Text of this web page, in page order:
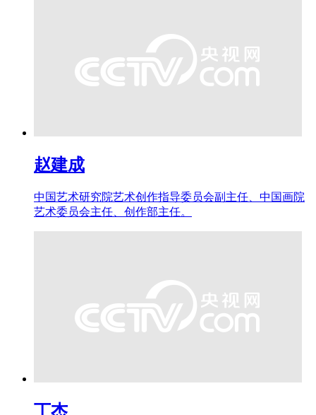
赵建成
中国艺术研究院艺术创作指导委员会副主任、中国画院
艺术委员会主任、创作部主任。
丁杰